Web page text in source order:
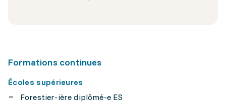
Formations continues
Écoles supérieures
Forestier-ière diplômé-e ES